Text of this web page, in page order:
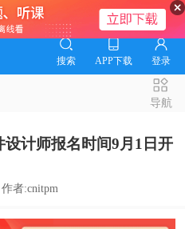
搜索 APP下载 登录
导航
计师报名时间9月1日开
作者:cnitpm